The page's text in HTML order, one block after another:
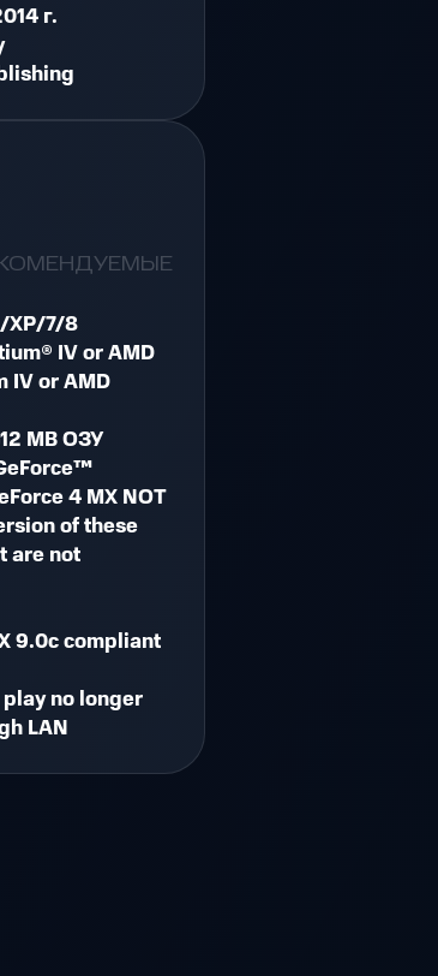
г.
XP/7/8
IV or AMD
IV or AMD
MB ОЗУ
4 MX NOT
of these
are not
9.0c compliant
no longer
LAN